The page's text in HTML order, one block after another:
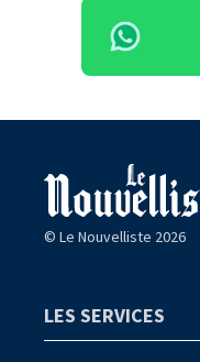
© Le Nouvelliste 2026
LES SERVICES